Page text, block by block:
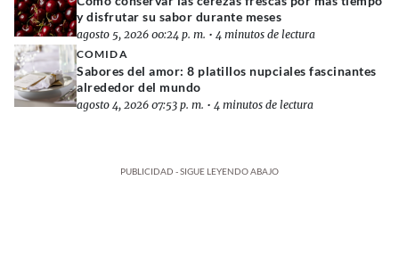
y disfrutar su sabor durante meses
agosto 5, 2026 00:24 p. m. • 4 minutos de lectura
COMIDA
Sabores del amor: 8 platillos nupciales fascinantes
alrededor del mundo
agosto 4, 2026 07:53 p. m. • 4 minutos de lectura
PUBLICIDAD - SIGUE LEYENDO ABAJO